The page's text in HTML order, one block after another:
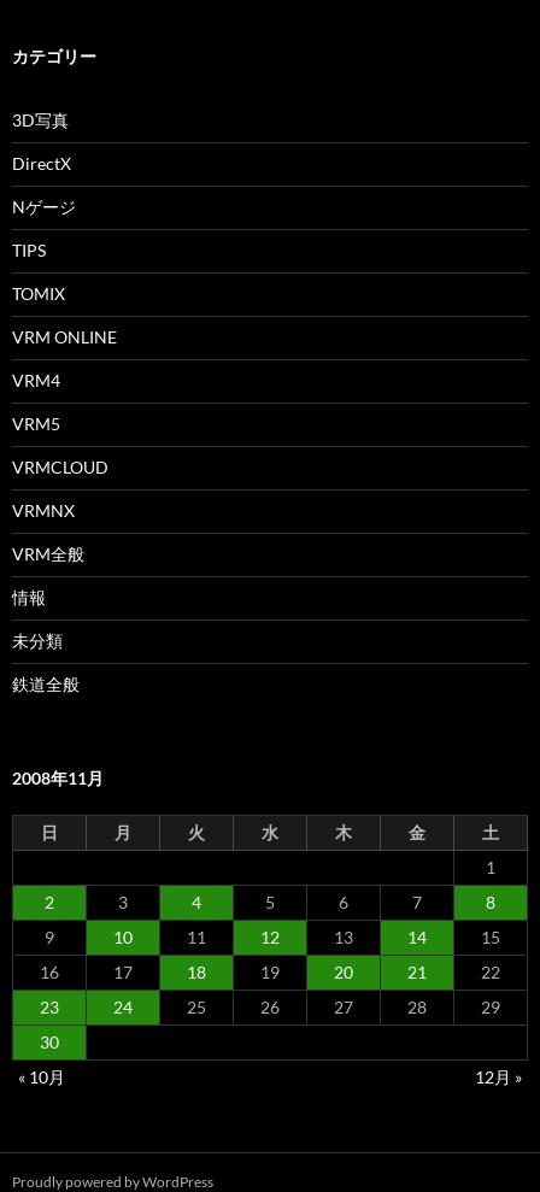
カテゴリー
3D写真
DirectX
Nゲージ
TIPS
TOMIX
VRM ONLINE
VRM4
VRM5
VRMCLOUD
VRMNX
VRM全般
情報
未分類
鉄道全般
2008年11月
日 月 火 水 木 金
土
1
2
3 4 5 6 7
8
9
10 11 12 13 14
15
16
17 18 19 20 21
22
23
24 25 26 27 28
29
30
« 10月
12月 »
Proudly powered by WordPress